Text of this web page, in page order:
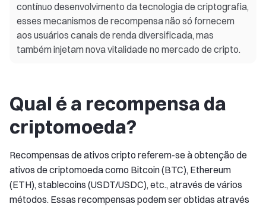
contínuo desenvolvimento da tecnologia de criptografia,
esses mecanismos de recompensa não só fornecem
aos usuários canais de renda diversificada, mas
também injetam nova vitalidade no mercado de cripto.
Qual é a recompensa da
criptomoeda?
Recompensas de ativos cripto referem-se à obtenção de
ativos de criptomoeda como Bitcoin (BTC), Ethereum
(ETH), stablecoins (USDT/USDC), etc., através de vários
métodos. Essas recompensas podem ser obtidas através